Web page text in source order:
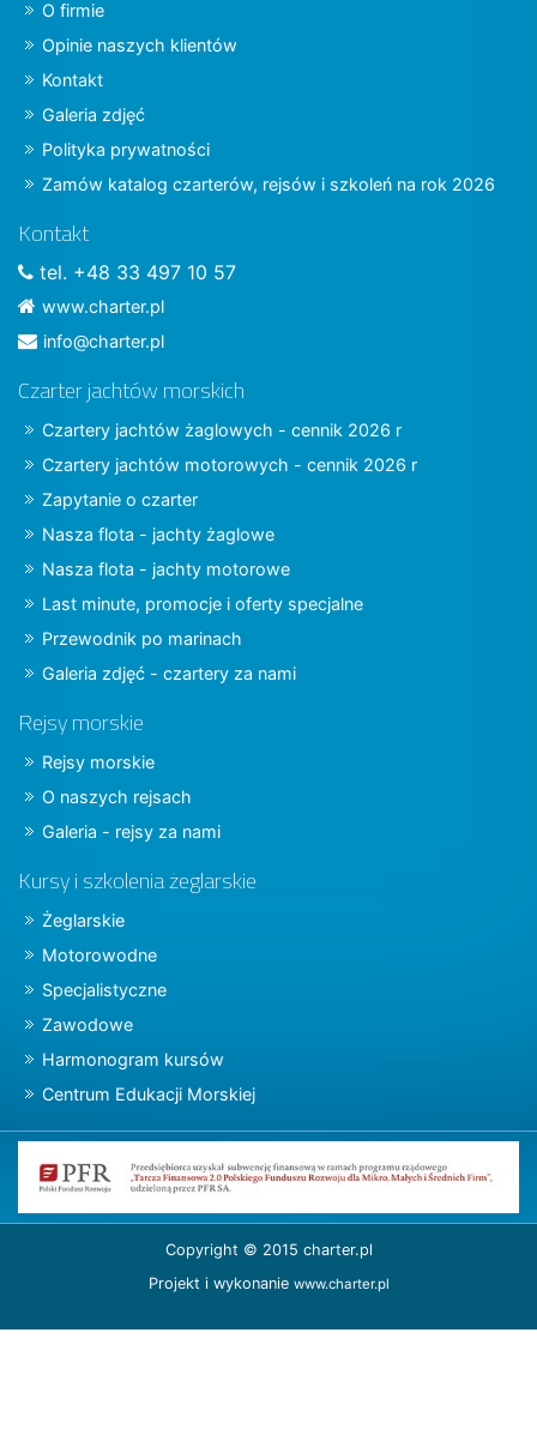
O firmie
Opinie naszych klientów
Kontakt
Galeria zdjęć
Polityka prywatności
Zamów katalog czarterów, rejsów i szkoleń na rok 2026
Kontakt
tel. +48 33 497 10 57
www.charter.pl
info@charter.pl
Czarter jachtów morskich
Czartery jachtów żaglowych - cennik 2026 r
Czartery jachtów motorowych - cennik 2026 r
Zapytanie o czarter
Nasza flota - jachty żaglowe
Nasza flota - jachty motorowe
Last minute, promocje i oferty specjalne
Przewodnik po marinach
Galeria zdjęć - czartery za nami
Rejsy morskie
Rejsy morskie
O naszych rejsach
Galeria - rejsy za nami
Kursy i szkolenia żeglarskie
Żeglarskie
Motorowodne
Specjalistyczne
Zawodowe
Harmonogram kursów
Centrum Edukacji Morskiej
Copyright © 2015 charter.pl
Projekt i wykonanie www.charter.pl